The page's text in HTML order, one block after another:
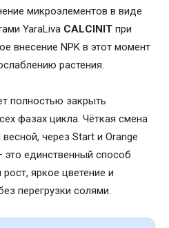
микроэлементов в виде
YaraLiva CALCINIT при
внесение NPK в этот момент
растения.
полностью закрыть
фазах цикла. Чёткая смена
через Start и Orange
единственный способ
яркое цветение и
перегрузки солями.